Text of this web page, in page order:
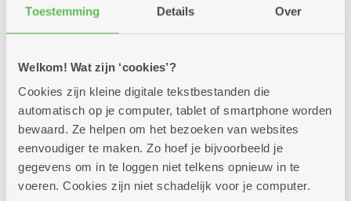
Toestemming Details Over
Welkom! Wat zijn ‘cookies’?
Cookies zijn kleine digitale tekstbestanden die
automatisch op je computer, tablet of smartphone worden
bewaard. Ze helpen om het bezoeken van websites
eenvoudiger te maken. Zo hoef je bijvoorbeeld je
gegevens om in te loggen niet telkens opnieuw in te
voeren. Cookies zijn niet schadelijk voor je computer.
persoonlijk te helpen met al jouw vragen rond
bestaande diensten
mogelijkheden die we aanbieden.
Kom gerust langs – we helpen je graag verder!